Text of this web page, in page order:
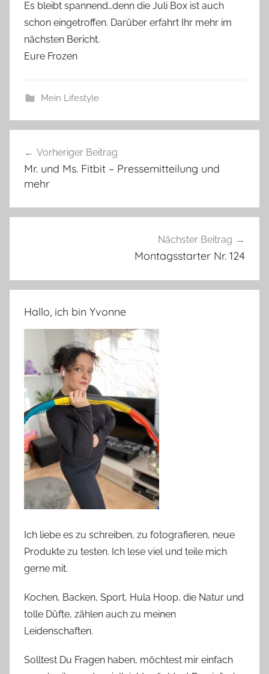
Es bleibt spannend…denn die Juli Box ist auch
schon eingetroffen. Darüber erfahrt Ihr mehr im
nächsten Bericht.
Eure Frozen
Mein Lifestyle
Vorheriger Beitrag
Mr. und Ms. Fitbit – Pressemitteilung und
mehr
Nächster Beitrag
Montagsstarter Nr. 124
Hallo, ich bin Yvonne
Ich liebe es zu schreiben, zu fotografieren, neue
Produkte zu testen. Ich lese viel und teile mich
gerne mit.
Kochen, Backen, Sport, Hula Hoop, die Natur und
tolle Düfte, zählen auch zu meinen
Leidenschaften.
Solltest Du Fragen haben, möchtest mir einfach